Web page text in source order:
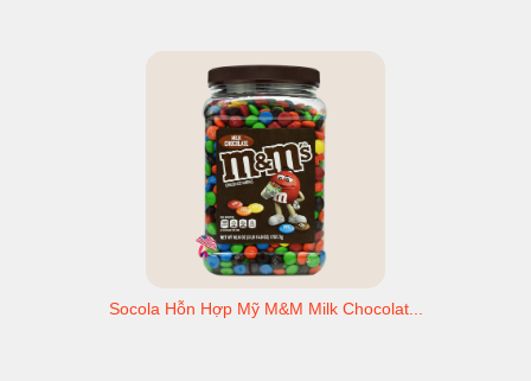
Socola Hỗn Hợp Mỹ M&M Milk Chocolat...